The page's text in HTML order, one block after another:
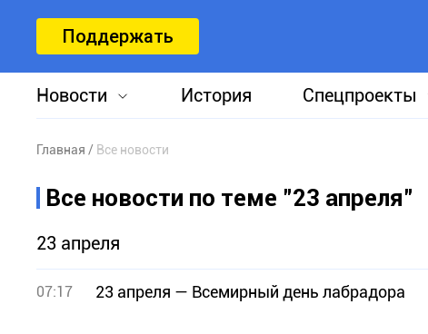
Поддержать
Новости История Спецпроекты
Главная Все новости
Все новости по теме "23 апреля"
23 апреля
07:17 23 апреля — Всемирный день лабрадора